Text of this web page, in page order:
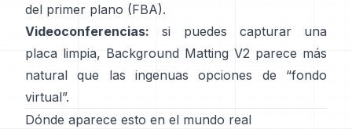
del primer plano (FBA).
Videoconferencias: si puedes capturar una
placa limpia, Background Matting V2 parece más
natural que las ingenuas opciones de “fondo
virtual”.
Dónde aparece esto en el mundo real